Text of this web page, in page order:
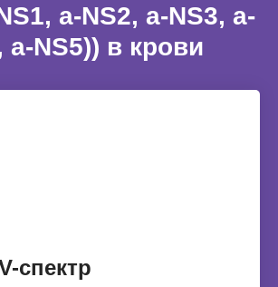
a-NS2, a-NS3, a-
a-NS5)) в крови
спектр